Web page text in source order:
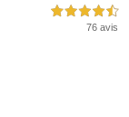
4,5 étoiles sur 5
76 avis